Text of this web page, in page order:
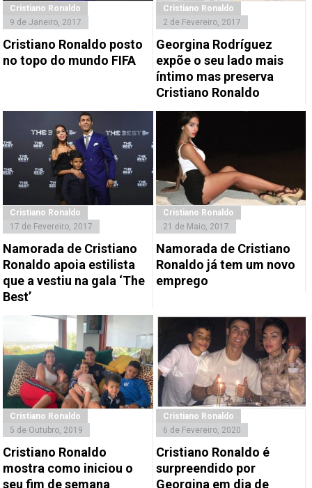
Cristiano Ronaldo
9 de Janeiro, 2017
Cristiano Ronaldo posto
no topo do mundo FIFA
Cristiano Ronaldo
2 de Fevereiro, 2017
Georgina Rodríguez
expõe o seu lado mais
íntimo mas preserva
Cristiano Ronaldo
Cristiano Ronaldo
17 de Fevereiro, 2017
Namorada de Cristiano
Ronaldo apoia estilista
que a vestiu na gala ‘The
Best’
Cristiano Ronaldo
21 de Maio, 2017
Namorada de Cristiano
Ronaldo já tem um novo
emprego
Cristiano Ronaldo
5 de Outubro, 2019
Cristiano Ronaldo
mostra como iniciou o
seu fim de semana
Cristiano Ronaldo
6 de Fevereiro, 2020
Cristiano Ronaldo é
surpreendido por
Georgina em dia de